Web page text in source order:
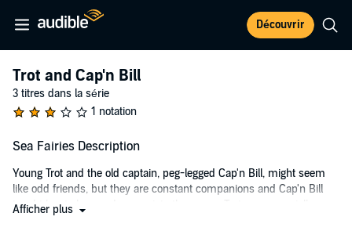
Découvrir
Trot and Cap'n Bill
3 titres dans la série
1 notation
Sea Fairies Description
Young Trot and the old captain, peg-legged Cap'n Bill, might seem
like odd friends, but they are constant companions and Cap'n Bill
taught her to love and appreciate the ocean. Trot was especially
Afficher plus